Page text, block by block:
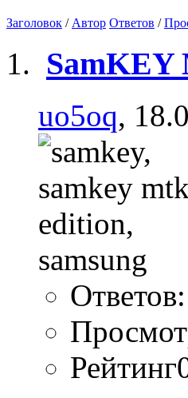
Заголовок / Автор Ответов /
uo5oq,
Ответов: